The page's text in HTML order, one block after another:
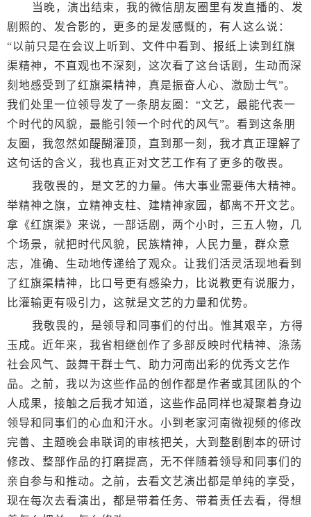
当晚，演出结束，我的微信朋友圈里有发直播的、发
剧照的、发合影的，更多的是发感慨的，有人这么说：
“以前只是在会议上听到、文件中看到、报纸上读到红旗
渠精神，不直观也不深刻，这次看了这台话剧，生动而深
刻地感受到了红旗渠精神，真是振奋人心、激励士气”。
我们处里一位领导发了一条朋友圈：“文艺，最能代表一
个时代的风貌，最能引领一个时代的风气”。看到这条朋
友圈，我忽然如醍醐灌顶，直到那一刻，我才真正理解了
这句话的含义，我也真正对文艺工作有了更多的敬畏。
我敬畏的，是文艺的力量。伟大事业需要伟大精神。
举精神之旗，立精神支柱、建精神家园，都离不开文艺。
拿《红旗渠》来说，一部话剧，两个小时，三五人物，几
个场景，就把时代风貌，民族精神，人民力量，群众意
志，准确、生动地传递给了观众。让我们活灵活现地看到
了红旗渠精神，比口号更有感染力，比说教更有说服力，
比灌输更有吸引力，这就是文艺的力量和优势。
我敬畏的，是领导和同事们的付出。惟其艰辛，方得
玉成。近年来，我省相继创作了多部反映时代精神、涤荡
社会风气、鼓舞干群士气、助力河南出彩的优秀文艺作
品。之前，我以为这些作品的创作都是作者或其团队的个
人成果，接触之后我才知道，这些作品同样也凝聚着身边
领导和同事们的心血和汗水。小到老家河南微视频的修改
完善、主题晚会串联词的审核把关，大到整剧剧本的研讨
修改、整部作品的打磨提高，无不伴随着领导和同事们的
亲自参与和推动。之前，去看文艺演出都是单纯的享受，
现在每次去看演出，都是带着任务、带着责任去看，得想